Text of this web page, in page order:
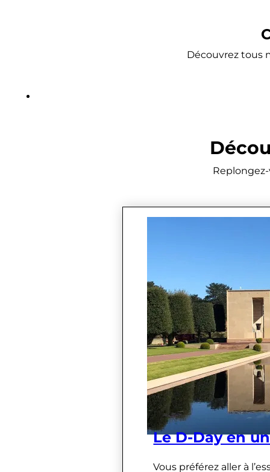
Découvrez tous
Le D-Day en
Vous préférez aller à